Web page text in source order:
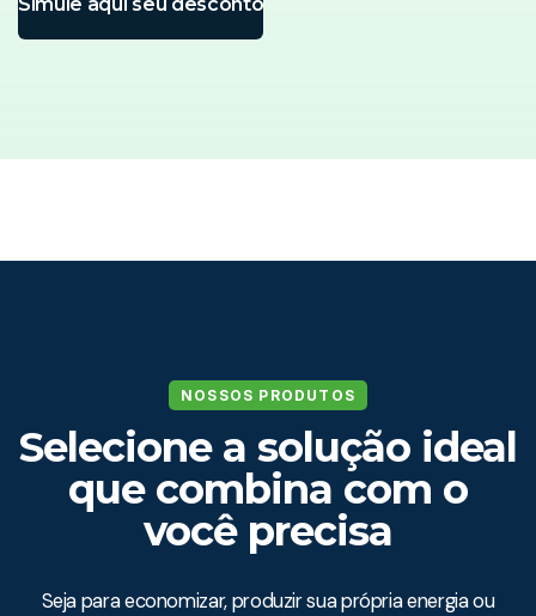
NOSSOS PRODUTOS
Selecione a solução ideal
que combina com o
você precisa
Seja para economizar, produzir sua própria energia ou